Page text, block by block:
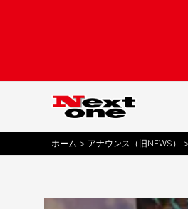
ホーム アナウンス（旧NEWS）